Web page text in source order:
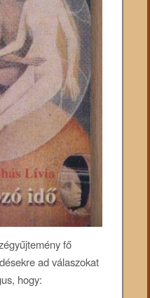
fő
ad válaszokat
hogy: